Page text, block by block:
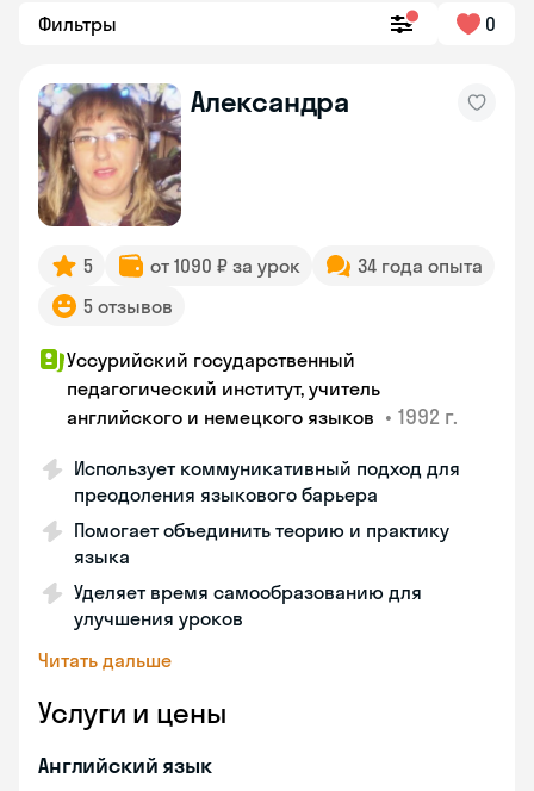
Фильтры 0
Александра
5 от 1090 ₽ за урок
34 года опыта
5 отзывов
Уссурийский государственный
педагогический институт, учитель
английского и немецкого языков • 1992 г.
Использует коммуникативный подход для
преодоления языкового барьера
Помогает объединить теорию и практику
языка
Уделяет время самообразованию для
улучшения уроков
Читать дальше
Услуги и цены
Английский язык